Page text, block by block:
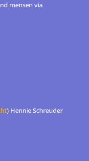
mensen via
) Hennie Schreuder